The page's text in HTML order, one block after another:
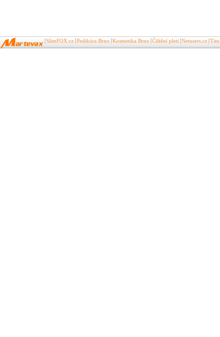
SlimFOX.cz Pedikúra Brno Kosmetika Brno Čištění pleti Netusers.cz